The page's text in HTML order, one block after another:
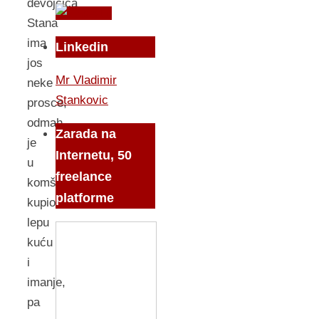
devojčica
Stana
ima
jos
neke
prosce,
odmah
je
u
komšiluku
kupio
lepu
kuću
i
imanje,
pa
Linkedin
Mr Vladimir
Stankovic
Zarada na
Internetu, 50
freelance
platforme